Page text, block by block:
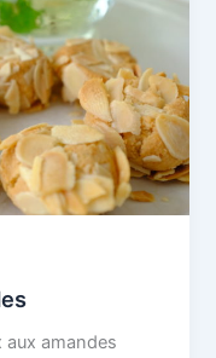
aux amandes